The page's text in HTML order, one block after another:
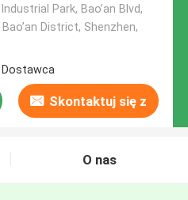
Park, Bao’an Blvd,
District, Shenzhen,
Skontaktuj się z
O nas